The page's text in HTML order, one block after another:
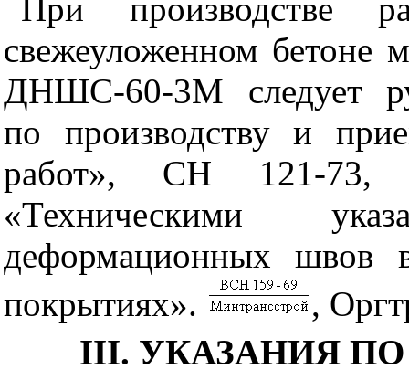
При производстве
свежеуложенном бетоне
ДНШС-60-3М следует
по производству и
работ», СН 121-
«Техническими
деформационных швов
покрытиях».
,
III. УКАЗАНИЯ